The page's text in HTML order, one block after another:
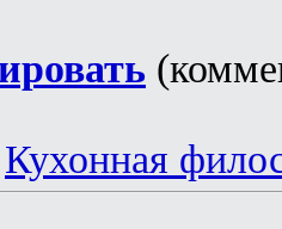
Кухонная